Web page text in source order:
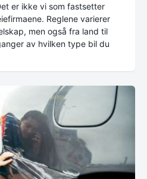
er ikke vi som fastsetter
Reglene varierer
men også fra land til
av hvilken type bil du